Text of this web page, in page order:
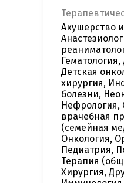
Акушерство
Детская
хирургия,
болезни,
Нефрология,
врачебная
(семейная
Онкология,
Педиатрия,
Терапия
Хирургия,